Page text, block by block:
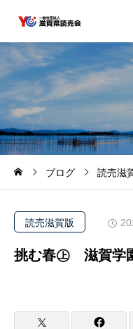
ブログ 読売滋
読売滋賀版
挑む春㊤ 滋賀学